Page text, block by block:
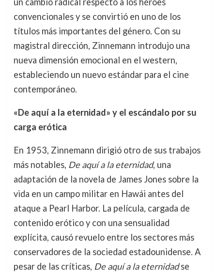
convencionales y se convirtió en uno de los
títulos más importantes del género. Con su
magistral dirección, Zinnemann introdujo una
nueva dimensión emocional en el western,
estableciendo un nuevo estándar para el cine
contemporáneo.
«De aquí a la eternidad» y el escándalo por su
carga erótica
En 1953, Zinnemann dirigió otro de sus trabajos
más notables, De aquí a la eternidad, una
adaptación de la novela de James Jones sobre la
vida en un campo militar en Hawái antes del
ataque a Pearl Harbor. La película, cargada de
contenido erótico y con una sensualidad
explícita, causó revuelo entre los sectores más
conservadores de la sociedad estadounidense. A
pesar de las críticas, De aquí a la eternidadse